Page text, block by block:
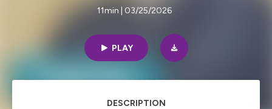
11min | 03/25/2026
PLAY
DESCRIPTION